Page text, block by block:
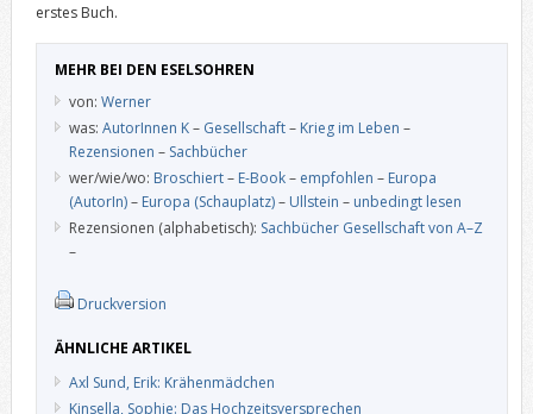
erstes Buch.
MEHR BEI DEN ESELSOHREN
von: Werner
was: AutorInnen K– Gesellschaft– Krieg im Leben –
Rezensionen – Sachbücher
wer/wie/wo: Broschiert– E-Book– empfohlen – Europa
(AutorIn)– Europa (Schauplatz)– Ullstein – unbedingt lesen
Rezensionen (alphabetisch): Sachbücher Gesellschaft von A–Z
–
Druckversion
ÄHNLICHE ARTIKEL
Axl Sund, Erik: Krähenmädchen
Kinsella, Sophie: Das Hochzeitsversprechen